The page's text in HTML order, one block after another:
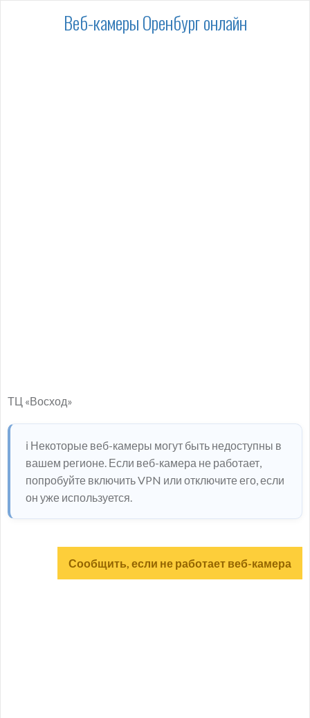
Веб-камеры Оренбург онлайн
ТЦ «Восход»
ℹ️ Некоторые веб-камеры могут быть недоступны в
вашем регионе. Если веб-камера не работает,
попробуйте включить VPN или отключите его, если
он уже используется.
Сообщить, если не работает веб-камера